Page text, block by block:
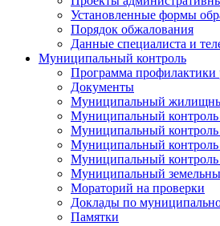
Установленные формы
Порядок обжалования
Данные специалиста и
Муниципальный контроль
Программа профилактики
Документы
Муниципальный
Муниципальный контроль
Муниципальный контроль
Муниципальный контроль
Муниципальный
Муниципальный
Мораторий на проверки
Доклады по
Памятки